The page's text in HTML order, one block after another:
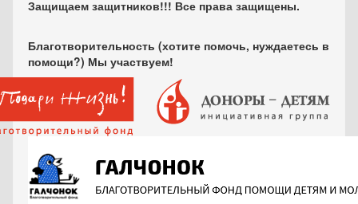
Защищаем защитников!!! Все права защищены.
Благотворительность (хотите помочь, нуждаетесь в
помощи?) Мы участвуем!